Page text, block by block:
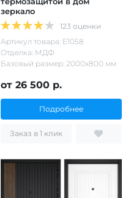
зеркало
123 оценки
Артикул товара: Е1058
Отделка: МДФ
Базовый размер: 2000х800 мм
от 26 500 р.
Подробнее
Заказ в 1 клик